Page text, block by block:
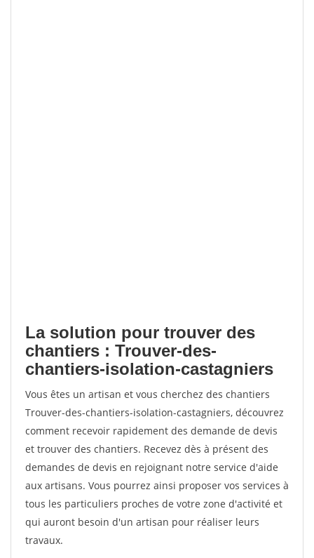
La solution pour trouver des
chantiers : Trouver-des-
chantiers-isolation-castagniers
Vous êtes un artisan et vous cherchez des chantiers
Trouver-des-chantiers-isolation-castagniers, découvrez
comment recevoir rapidement des demande de devis
et trouver des chantiers. Recevez dès à présent des
demandes de devis en rejoignant notre service d'aide
aux artisans. Vous pourrez ainsi proposer vos services à
tous les particuliers proches de votre zone d'activité et
qui auront besoin d'un artisan pour réaliser leurs
travaux.